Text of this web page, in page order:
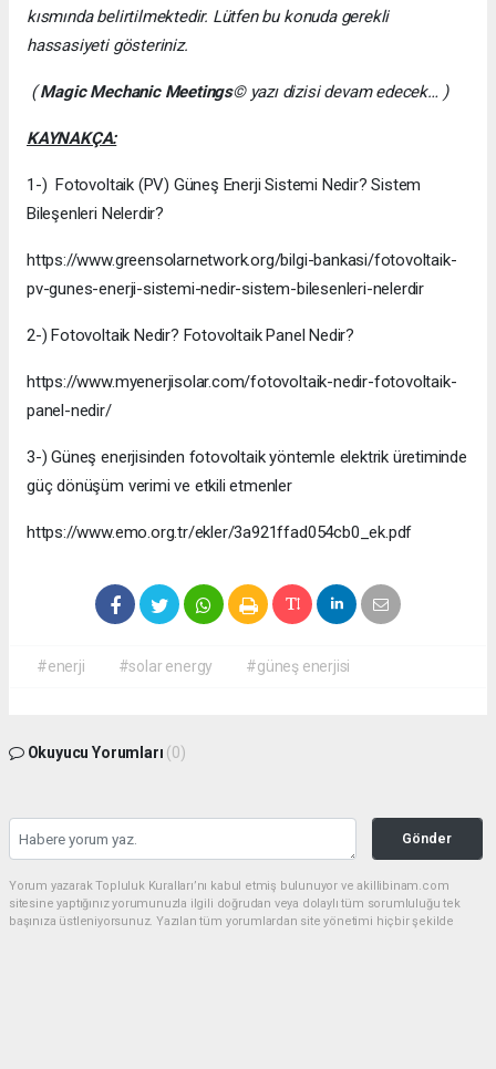
kısmında belirtilmektedir. Lütfen bu konuda gerekli
hassasiyeti gösteriniz.
(Magic Mechanic Meetings© yazı dizisi devam edecek… )
KAYNAKÇA:
1-) Fotovoltaik (PV) Güneş Enerji Sistemi Nedir? Sistem
Bileşenleri Nelerdir?
https://www.greensolarnetwork.org/bilgi-bankasi/fotovoltaik-
pv-gunes-enerji-sistemi-nedir-sistem-bilesenleri-nelerdir
2-) Fotovoltaik Nedir? Fotovoltaik Panel Nedir?
https://www.myenerjisolar.com/fotovoltaik-nedir-fotovoltaik-
panel-nedir/
3-) Güneş enerjisinden fotovoltaik yöntemle elektrik üretiminde
güç dönüşüm verimi ve etkili etmenler
https://www.emo.org.tr/ekler/3a921ffad054cb0_ek.pdf
#enerji #solar energy #güneş enerjisi
Okuyucu Yorumları (0)
Gönder
Yorum yazarak Topluluk Kuralları’nı kabul etmiş bulunuyor ve akillibinam.com
sitesine yaptığınız yorumunuzla ilgili doğrudan veya dolaylı tüm sorumluluğu tek
başınıza üstleniyorsunuz. Yazılan tüm yorumlardan site yönetimi hiçbir şekilde